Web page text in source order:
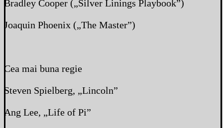
Bradley Cooper („Silver Linings Playbook”)
Joaquin Phoenix („The Master”)
Cea mai buna regie
Steven Spielberg, „Lincoln”
Ang Lee, „Life of Pi”